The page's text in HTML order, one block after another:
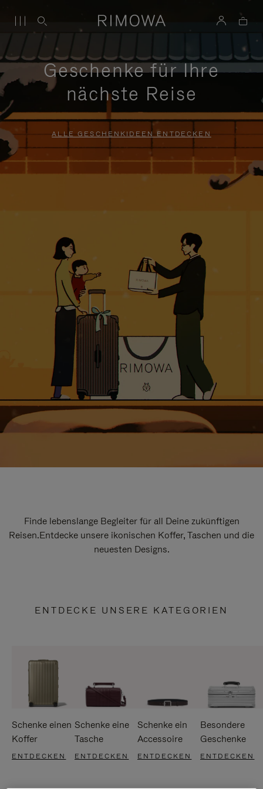
Geschenke für Ihre
nächste Reise
ALLE GESCHENKIDEEN ENTDECKEN
Finde lebenslange Begleiter für all Deine zukünftigen
Reisen.Entdecke unsere ikonischen Koffer, Taschen und die
neuesten Designs.
ENTDECKE UNSERE KATEGORIEN
Schenke einen
Koffer
ENTDECKEN
Schenke eine
Tasche
ENTDECKEN
Schenke ein
Accessoire
ENTDECKEN
Besondere
Geschenke
ENTDECKEN